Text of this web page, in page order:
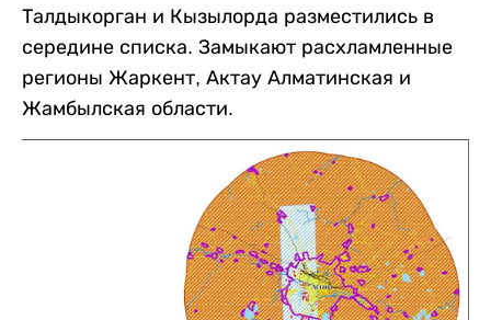
Талдыкорган и Кызылорда разместились в
середине списка. Замыкают расхламленные
регионы Жаркент, Актау Алматинская и
Жамбылская области.